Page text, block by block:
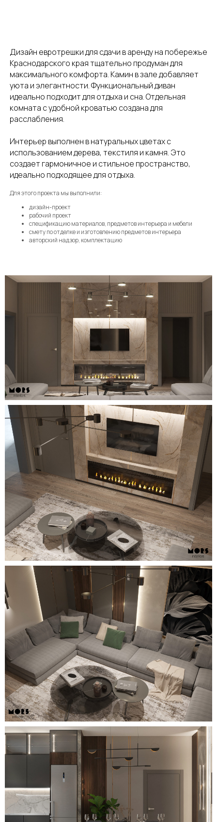
Дизайн евротрешки для сдачи в аренду на побережье
Краснодарского края тщательно продуман для
максимального комфорта. Камин в зале добавляет
уюта и элегантности. Функциональный диван
идеально подходит для отдыха и сна. Отдельная
комната с удобной кроватью создана для
расслабления.
Интерьер выполнен в натуральных цветах с
использованием дерева, текстиля и камня. Это
создает гармоничное и стильное пространство,
идеально подходящее для отдыха.
Для этого проекта мы выполнили:
дизайн-проект
рабочий проект
спецификацию материалов, предметов интерьера и мебели
смету по отделке и изготовлению предметов интерьера
авторский надзор, комплектацию